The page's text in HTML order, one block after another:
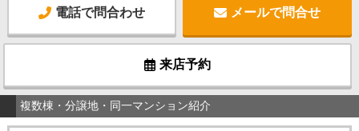
電話で問合わせ メールで問合せ
来店予約
複数棟・分譲地・同一マンション紹介